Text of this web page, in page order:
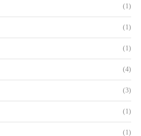
(1)
(1)
(1)
(4)
(3)
(1)
(1)